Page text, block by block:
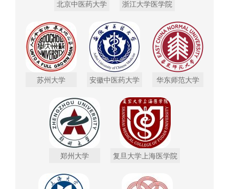
北京中医药大学 浙江大学医学院
苏州大学 安徽中医药大学 华东师范大学
郑州大学 复旦大学上海医学院